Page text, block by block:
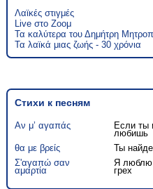
Λαϊκές στιγμές
Live στο Ζοομ
Τα καλύτερα του Δημήτρη
Τα λαϊκά μιας ζωής - 30 χρόνια
Стихи к песням
Αν μ’ αγαπάς Если ты
любишь
θα με βρείς Ты
Σ'αγαπώ σαν
αμαρτία
Я люблю
грех